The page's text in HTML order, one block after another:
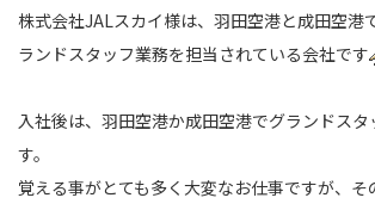
株式会社JALスカイ様は、羽田空港と成田空港
ランドスタッフ業務を担当されている会社です
入社後は、羽田空港か成田空港でグランドスタ
す。
覚える事がとても多く大変なお仕事ですが、